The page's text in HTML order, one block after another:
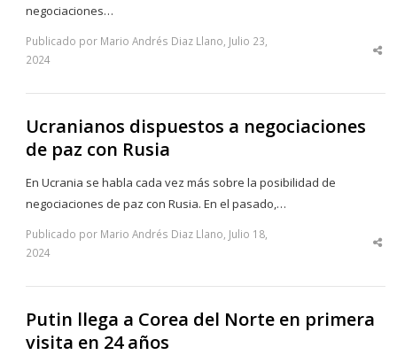
negociaciones…
Publicado por Mario Andrés Diaz Llano, Julio 23,
2024
Ucranianos dispuestos a negociaciones
de paz con Rusia
En Ucrania se habla cada vez más sobre la posibilidad de
negociaciones de paz con Rusia. En el pasado,…
Publicado por Mario Andrés Diaz Llano, Julio 18,
2024
Putin llega a Corea del Norte en primera
visita en 24 años